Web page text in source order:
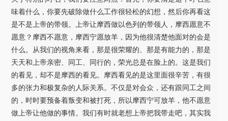
味着什么，你要先破除做什么工作很轻松的幻想，然后你再看这
是不是上帝的带领。上帝让摩西做以色列的带领人，摩西愿意不
愿意？摩西不愿意，摩西宁愿放羊，因为他很清楚他面对的会是
什么。从我们的视角来看，那是很荣耀的、那是有能力的，那是
天天和上帝亲密、同工、同行的，荣光总是在脸上的。这是我们
的看见，却不是摩西的看见。摩西看见的是这里面很辛苦，有很
多的张力和极复杂的人际关系。不仅是对会众，还有跟同工之间
的，时时要预备着叛变和被打死，所以摩西宁可放羊，他不愿意
做上帝让他做的事情。我们有时就老想上帝把我带走吧，其实我